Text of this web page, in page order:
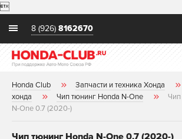

8 (926) 8162670
Honda Club Запчасти и техника Хонда
хонда
Чип тюнинг Honda N-One
N-One 0.7 (2020-)